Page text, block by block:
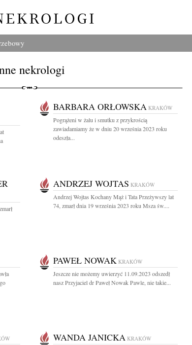
nekrologi
BARBARA ORŁOWSKA KRAKÓW
Pogrążeni w żalu i smutku z przykrością
zawiadamiamy że w dniu 20 września 2023 roku
odeszła...
ANDRZEJ WOJTAS KRAKÓW
Andrzej Wojtas Kochany Mąż i Tata Przeżywszy lat
74, zmarł dnia 19 września 2023 roku Msza św....
PAWEŁ NOWAK KRAKÓW
Jeszcze nie możemy uwierzyć 11.09.2023 odszedł
nasz Przyjaciel dr Paweł Nowak Pawle, nie takie...
WANDA JANICKA KRAKÓW